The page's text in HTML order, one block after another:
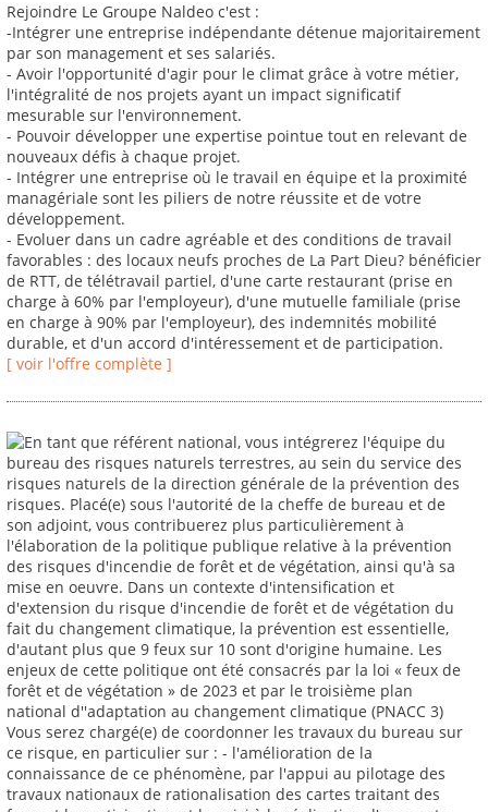
Rejoindre Le Groupe Naldeo c'est :
-Intégrer une entreprise indépendante détenue majoritairement
par son management et ses salariés.
- Avoir l'opportunité d'agir pour le climat grâce à votre métier,
l'intégralité de nos projets ayant un impact significatif
mesurable sur l'environnement.
- Pouvoir développer une expertise pointue tout en relevant de
nouveaux défis à chaque projet.
- Intégrer une entreprise où le travail en équipe et la proximité
managériale sont les piliers de notre réussite et de votre
développement.
- Evoluer dans un cadre agréable et des conditions de travail
favorables : des locaux neufs proches de La Part Dieu? bénéficier
de RTT, de télétravail partiel, d'une carte restaurant (prise en
charge à 60% par l'employeur), d'une mutuelle familiale (prise
en charge à 90% par l'employeur), des indemnités mobilité
durable, et d'un accord d'intéressement et de participation.
[ voir l'offre complète ]